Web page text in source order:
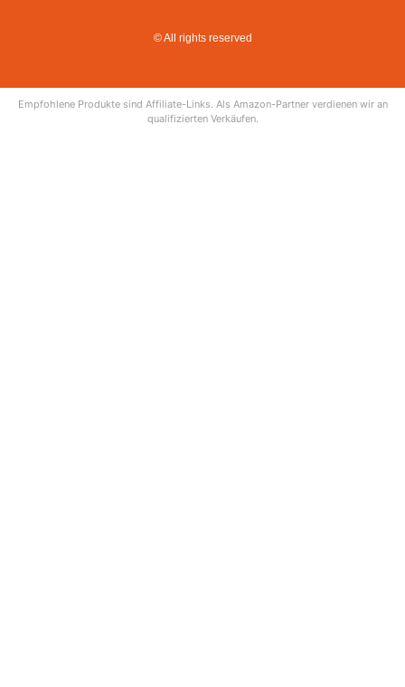
© All rights reserved
Empfohlene Produkte sind Affiliate-Links. Als Amazon-Partner verdienen wir an
qualifizierten Verkäufen.